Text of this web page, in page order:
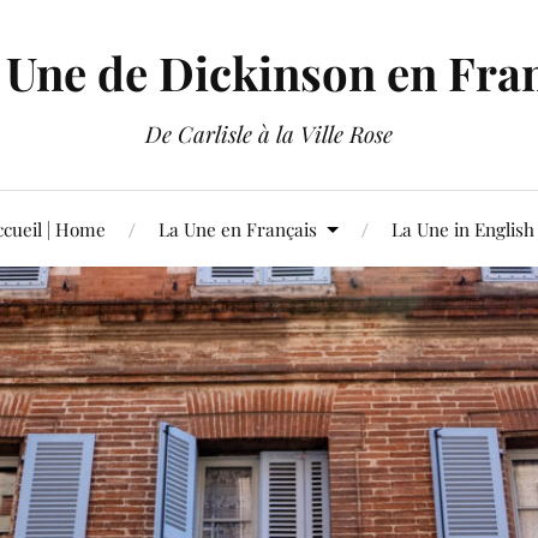
de Dickinson en
De Carlisle à la Ville Rose
| Home La Une en Français La Une in English